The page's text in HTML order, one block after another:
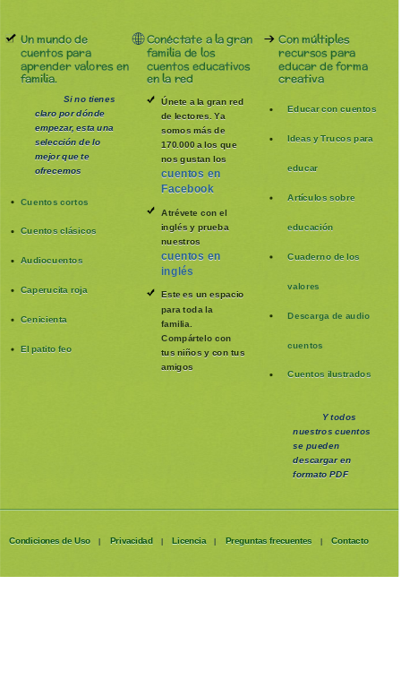
Un mundo de
cuentos para
aprender valores en
familia.
Si no tienes
claro por dónde
empezar, esta una
selección de lo
mejor que te
ofrecemos
Cuentos cortos
Cuentos clásicos
Audiocuentos
Caperucita roja
Cenicienta
El patito feo
Conéctate a la gran
familia de los
cuentos educativos
en la red
Únete a la gran red
de lectores. Ya
somos más de
170.000 a los que
nos gustan los
cuentos en
Facebook
Atrévete con el
inglés y prueba
nuestros
cuentos en
inglés
Este es un espacio
para toda la
familia
Compártelo con
tus niños y con tus
amigos
Con múltiples
recursos para
educar de forma
creativa
Educar con cuentos
Ideas y Trucos para
educar
Artículos sobre
educación
Cuaderno de los
valores
Descarga de audio
cuentos
Cuentos ilustrados
Y todos
nuestros cuentos
se pueden
descargar en
formato PDF
Condiciones de Uso | Privacidad | Licencia | Preguntas frecuentes | Contacto